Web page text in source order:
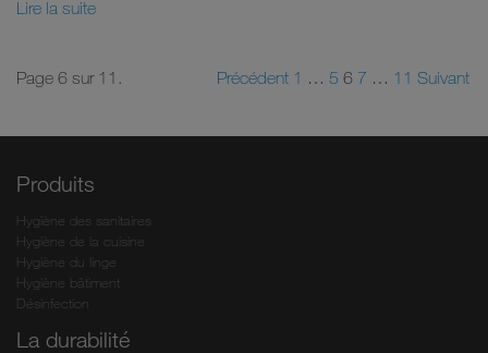
Lire la suite
Page 6 sur 11. Précédent 1 … 5 6 7 … 11 Suivant
Produits
Hygiène des sanitaires
Hygiène de la cuisine
Hygiène du linge
Hygiène bâtiment
Désinfection
La durabilité